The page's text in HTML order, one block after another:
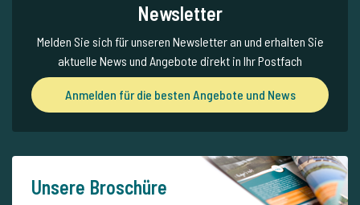
Newsletter
Melden Sie sich für unseren Newsletter an und erhalten Sie
aktuelle News und Angebote direkt in Ihr Postfach
Anmelden für die besten Angebote und News
Unsere Broschüre